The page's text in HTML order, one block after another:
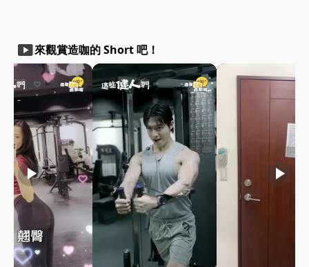
smart_display來觀賞造咖的 Short 吧！
play_arrow play_arrow play_arrow